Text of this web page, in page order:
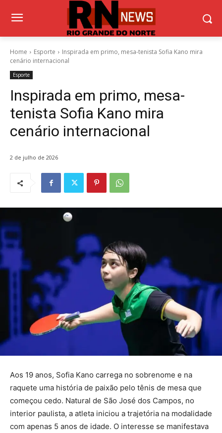
Home Esporte
Inspirada em primo, mesa-tenista Sofia Kano mira
cenário internacional
Esporte
Inspirada em primo, mesa-
tenista Sofia Kano mira
cenário internacional
2 de julho de 2026
Aos 19 anos, Sofia Kano carrega no sobrenome e na
raquete uma história de paixão pelo tênis de mesa que
começou cedo. Natural de São José dos Campos, no
interior paulista, a atleta iniciou a trajetória na modalidade
com apenas 5 anos de idade. O interesse se manifestava